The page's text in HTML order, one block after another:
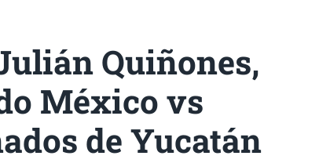
Quiñones,
México vs
de Yucatán